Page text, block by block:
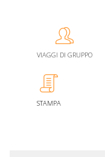
VIAGGI DI GRUPPO
STAMPA